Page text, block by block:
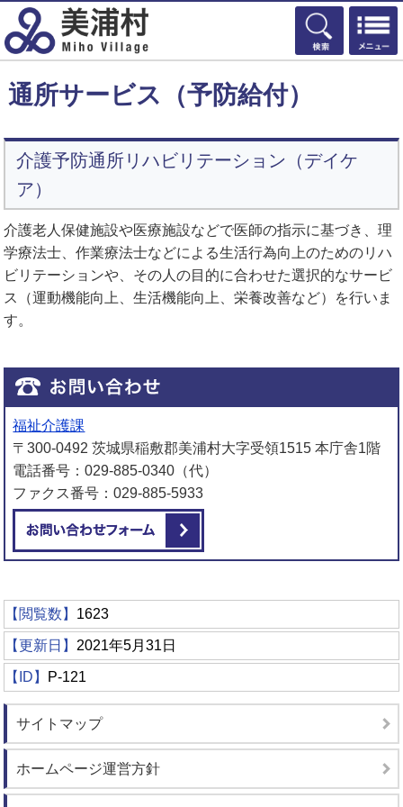
検索
通所サービス（予防給付）
介護予防通所リハビリテーション（デイケ
ア）
介護老人保健施設や医療施設などで医師の指示に基づき、理
学療法士、作業療法士などによる生活行為向上のためのリハ
ビリテーションや、その人の目的に合わせた選択的なサービ
ス（運動機能向上、生活機能向上、栄養改善など）を行いま
す。
福祉介護課
〒300-0492 茨城県稲敷郡美浦村大字受領1515 本庁舎1階
電話番号：029-885-0340（代）
ファクス番号：029-885-5933
【閲覧数】 1623
【更新日】 2021年5月31日
【ID】 P-121
サイトマップ
ホームページ運営方針